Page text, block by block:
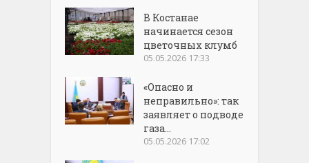
В Костанае
начинается сезон
цветочных клумб
05.05.2026 17:33
«Опасно и
неправильно»: так
заявляет о подводе
газа...
05.05.2026 17:02